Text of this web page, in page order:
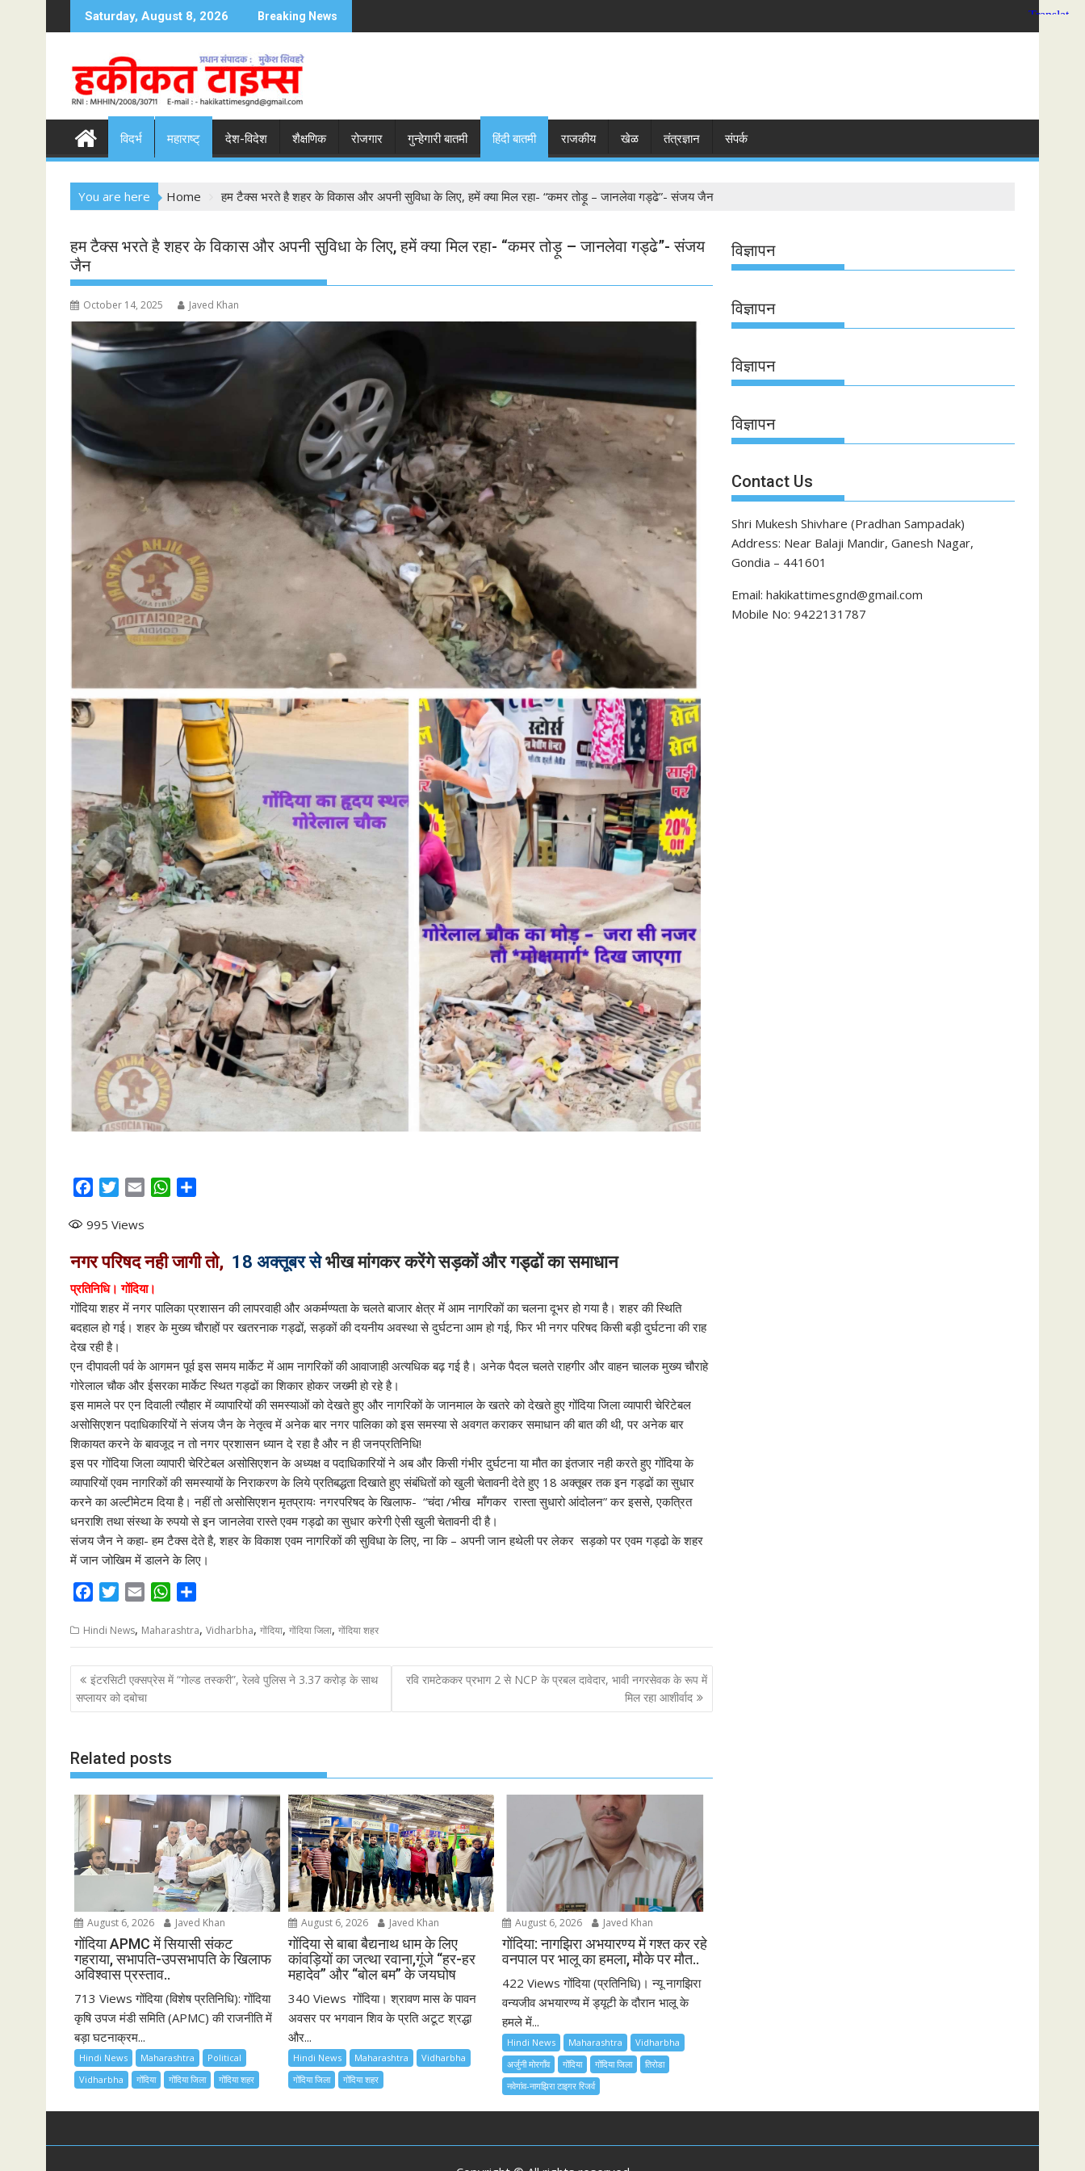
k
n
Saturday, August 8, 2026 Breaking News
विदर्भ महाराष्ट् देश-विदेश शैक्षणिक रोजगार गुन्हेगारी बातमी हिंदी बातमी राजकीय खेळ तंत्रज्ञान संपर्क
You are here Home हम टैक्स भरते है शहर के विकास और अपनी सुविधा के लिए, हमें क्या मिल रहा- “कमर तोड़ू – जानलेवा गड्ढे”- संजय जैन
हम टैक्स भरते है शहर के विकास और अपनी सुविधा के लिए, हमें क्या मिल रहा- “कमर तोड़ू – जानलेवा गड्ढे”- संजय
जैन
October 14, 2025 Javed Khan
c
b
o
o
k
i
t
e
r
l
W
s
p
p
e
995 Views
नगर परिषद नही जागी तो, 18 अक्तूबर सेभीख मांगकर करेंगे सड़कों और गड्ढों का समाधान
प्रतिनिधि। गोंदिया।
गोंदिया शहर में नगर पालिका प्रशासन की लापरवाही और अकर्मण्यता के चलते बाजार क्षेत्र में आम नागरिकों का चलना दूभर हो गया है। शहर की स्थिति
बदहाल हो गई। शहर के मुख्य चौराहों पर खतरनाक गड्ढों, सड़कों की दयनीय अवस्था से दुर्घटना आम हो गई, फिर भी नगर परिषद किसी बड़ी दुर्घटना की राह
देख रही है।
एन दीपावली पर्व के आगमन पूर्व इस समय मार्केट में आम नागरिकों की आवाजाही अत्यधिक बढ़ गई है। अनेक पैदल चलते राहगीर और वाहन चालक मुख्य चौराहे
गोरेलाल चौक और ईसरका मार्केट स्थित गड्ढों का शिकार होकर जख्मी हो रहे है।
इस मामले पर एन दिवाली त्यौहार में व्यापारियों की समस्याओं को देखते हुए और नागरिकों के जानमाल के खतरे को देखते हुए गोंदिया जिला व्यापारी चेरिटेबल
असोसिएशन पदाधिकारियों ने संजय जैन के नेतृत्व में अनेक बार नगर पालिका को इस समस्या से अवगत कराकर समाधान की बात की थी, पर अनेक बार
शिकायत करने के बावजूद न तो नगर प्रशासन ध्यान दे रहा है और न ही जनप्रतिनिधि!
इस पर गोंदिया जिला व्यापारी चेरिटेबल असोसिएशन के अध्यक्ष व पदाधिकारियों ने अब और किसी गंभीर दुर्घटना या मौत का इंतजार नही करते हुए गोंदिया के
व्यापारियों एवम नागरिकों की समस्यायों के निराकरण के लिये प्रतिबद्धता दिखाते हुए संबंधितों को खुली चेतावनी देते हुए 18 अक्तूबर तक इन गड्ढों का सुधार
करने का अल्टीमेटम दिया है। नहीं तो असोसिएशन मृतप्रायः नगरपरिषद के खिलाफ- “चंदा /भीख माँगकर रास्ता सुधारो आंदोलन” कर इससे, एकत्रित
धनराशि तथा संस्था के रुपयो से इन जानलेवा रास्ते एवम गड्ढो का सुधार करेगी ऐसी खुली चेतावनी दी है।
संजय जैन ने कहा- हम टैक्स देते है, शहर के विकाश एवम नागरिकों की सुविधा के लिए, ना कि – अपनी जान हथेली पर लेकर सड़को पर एवम गड्ढो के शहर
में जान जोखिम में डालने के लिए।
c
e
b
o
o
i
t
t
e
r
a
i
l
W
a
t
s
A
p
a
r
e
Hindi News, Maharashtra, Vidharbha, गोंदिया, गोंदिया जिला, गोंदिया शहर
P
o
n
a
v
g
a
i
o
n
इंटरसिटी एक्सप्रेस में “गोल्ड तस्करी”, रेलवे पुलिस ने 3.37 करोड़ के साथ
सप्लायर को दबोचा
रवि रामटेककर प्रभाग 2 से NCP के प्रबल दावेदार, भावी नगरसेवक के रूप में
मिल रहा आशीर्वाद
Related posts
August 6, 2026 Javed Khan
गोंदिया APMC में सियासी संकट
गहराया, सभापति-उपसभापति के खिलाफ
अविश्वास प्रस्ताव..
713 Views गोंदिया (विशेष प्रतिनिधि): गोंदिया
कृषि उपज मंडी समिति (APMC) की राजनीति में
बड़ा घटनाक्रम...
Hindi News Maharashtra
Political
Vidharbha
गोंदिया गोंदिया जिला गोंदिया शहर
August 6, 2026 Javed Khan
गोंदिया से बाबा बैद्यनाथ धाम के लिए
कांवड़ियों का जत्था रवाना,गूंजे “हर-हर
महादेव” और “बोल बम” के जयघोष
340 Views गोंदिया। श्रावण मास के पावन
अवसर पर भगवान शिव के प्रति अटूट श्रद्धा
और...
Hindi News Maharashtra
Vidharbha
गोंदिया जिला
गोंदिया शहर
August 6, 2026 Javed Khan
गोंदिया: नागझिरा अभयारण्य में गश्त कर रहे
वनपाल पर भालू का हमला, मौके पर मौत..
422 Views गोंदिया (प्रतिनिधि)। न्यू नागझिरा
वन्यजीव अभयारण्य में ड्यूटी के दौरान भालू के
हमले में...
Hindi News Maharashtra
Vidharbha
अर्जुनी मोरगाँव
गोंदिया गोंदिया जिला
तिरोडा
नवेगांव-नागझिरा टाइगर रिजर्व
विज्ञापन
विज्ञापन
विज्ञापन
विज्ञापन
Contact Us
Shri Mukesh Shivhare (Pradhan Sampadak)
Address: Near Balaji Mandir, Ganesh Nagar,
Gondia – 441601
Email: hakikattimesgnd@gmail.com
Mobile No: 9422131787